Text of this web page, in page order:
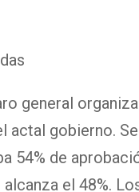
general
actal gobierno.
54% de
el 48%.